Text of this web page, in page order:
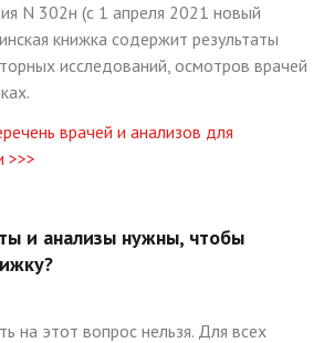
N 302н (с 1 апреля 2021 новый
книжка содержит результаты
исследований, осмотров врачей
врачей и анализов для
>>>
и анализы нужны, чтобы
на этот вопрос нельзя. Для всех